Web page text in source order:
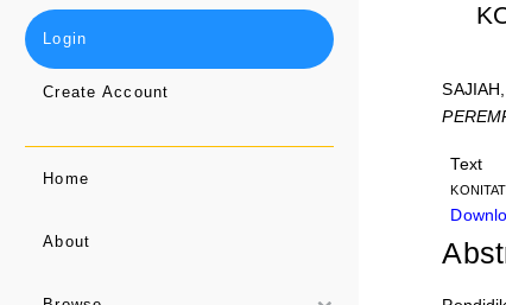
Text
Login
Create Account
Home
About